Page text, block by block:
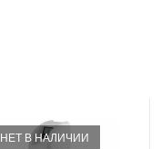
НЕТ В НАЛИЧИИ